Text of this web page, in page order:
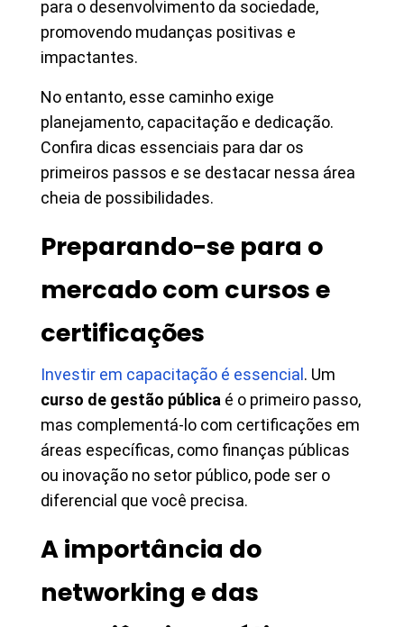
para o desenvolvimento da sociedade,
promovendo mudanças positivas e
impactantes.
No entanto, esse caminho exige
planejamento, capacitação e dedicação.
Confira dicas essenciais para dar os
primeiros passos e se destacar nessa área
cheia de possibilidades.
Preparando-se para o
mercado com cursos e
certificações
Investir em capacitação é essencial . Um
curso de gestão pública é o primeiro passo,
mas complementá-lo com certificações em
áreas específicas, como finanças públicas
ou inovação no setor público, pode ser o
diferencial que você precisa.
A importância do
networking e das